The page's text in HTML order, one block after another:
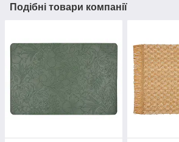
Подібні товари компанії